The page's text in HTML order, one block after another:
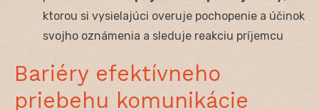
ktorou si vysielajúci overuje pochopenie a účinok
svojho oznámenia a sleduje reakciu príjemcu
Bariéry efektívneho
priebehu komunikácie